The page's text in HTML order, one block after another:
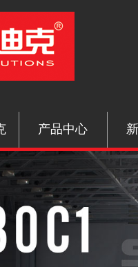
产品中心